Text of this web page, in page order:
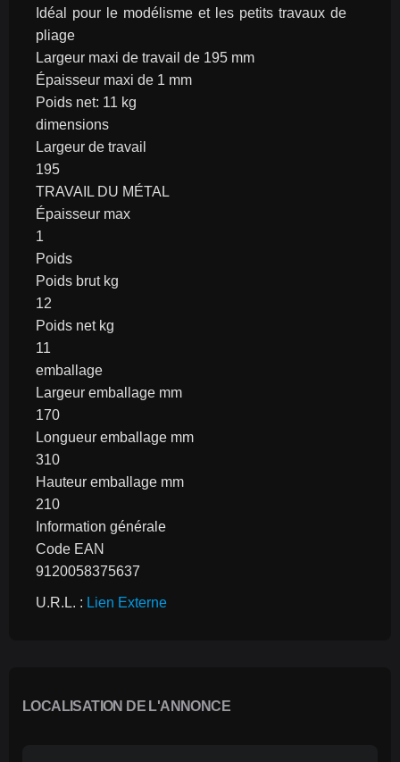
Idéal pour le modélisme et les petits travaux de
pliage
Largeur maxi de travail de 195 mm
Épaisseur maxi de 1 mm
Poids net: 11 kg
dimensions
Largeur de travail
195
TRAVAIL DU MÉTAL
Épaisseur max
1
Poids
Poids brut kg
12
Poids net kg
11
emballage
Largeur emballage mm
170
Longueur emballage mm
310
Hauteur emballage mm
210
Information générale
Code EAN
9120058375637
U.R.L. : Lien Externe
LOCALISATION DE L'ANNONCE